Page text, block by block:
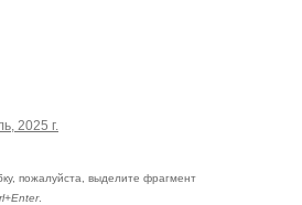
2025 г.
пожалуйста, выделите фрагмент
.